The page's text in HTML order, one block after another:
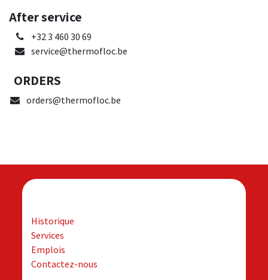
After service
+32 3 460 30 69
service@thermofloc.be
ORDERS
orders@thermofloc.be
Historique
Services
Emplois
Contactez-nous